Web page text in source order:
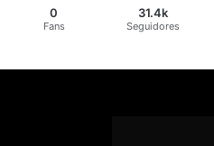
0
Fans
31.4k
Seguidores